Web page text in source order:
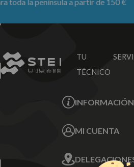
TU
TÉCNICO
INFORMACIÓN
Sobre nosotros
MI CUENTA
Mis